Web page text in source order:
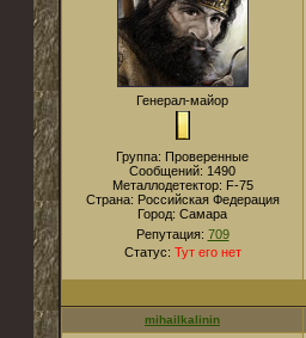
Генерал-майор
Группа: Проверенные
Сообщений: 1490
Металлодетектор: F-75
Страна: Российская Федерация
Город: Самара
Репутация: 709
Статус: Тут его нет
mihailkalinin